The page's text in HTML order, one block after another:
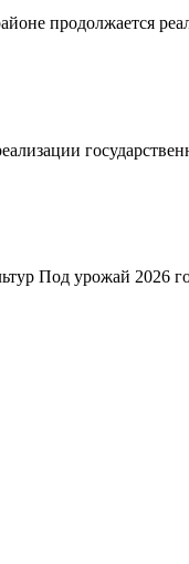
продолжается
Под урожай 2026